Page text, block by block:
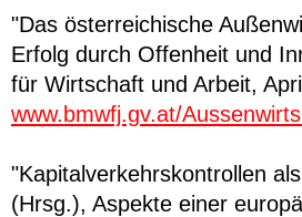
"Das österreichische
Erfolg durch Offenheit und
für Wirtschaft und Arbeit,
www.bmwfj.gv.at/
"Kapitalverkehrskontrollen
(Hrsg.), Aspekte einer